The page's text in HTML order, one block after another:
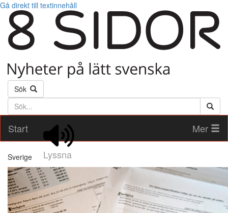
Gå direkt till textinnehåll
Sök
Söktext
Start
Lyssna
Mer
Sverige